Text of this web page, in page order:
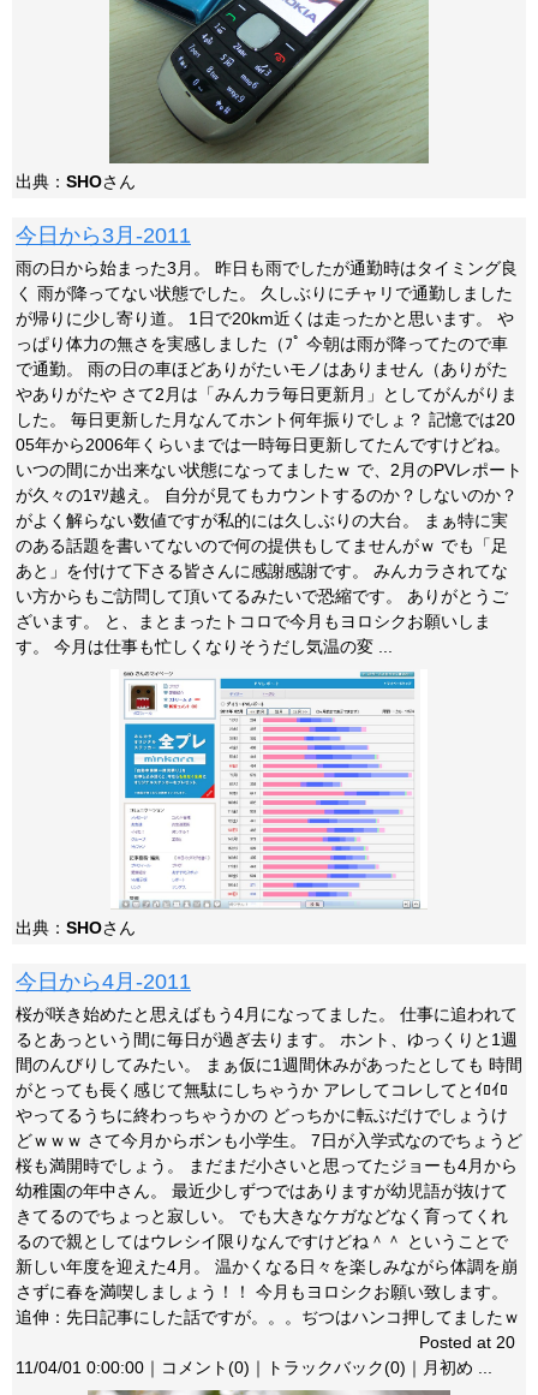
出典： SHOさん
今日から3月-2011
雨の日から始まった3月。 昨日も雨でしたが通勤時はタイミング良
く 雨が降ってない状態でした。 久しぶりにチャリで通勤しました
が帰りに少し寄り道。 1日で20km近くは走ったかと思います。 や
っぱり体力の無さを実感しました（ﾌﾟ 今朝は雨が降ってたので車
で通勤。 雨の日の車ほどありがたいモノはありません（ありがた
やありがたや さて2月は「みんカラ毎日更新月」としてがんがりま
した。 毎日更新した月なんてホント何年振りでしょ？ 記憶では20
05年から2006年くらいまでは一時毎日更新してたんですけどね。
いつの間にか出来ない状態になってましたｗ で、2月のPVレポート
が久々の1ﾏｿ越え。 自分が見てもカウントするのか？しないのか？
がよく解らない数値ですが私的には久しぶりの大台。 まぁ特に実
のある話題を書いてないので何の提供もしてませんがｗ でも「足
あと」を付けて下さる皆さんに感謝感謝です。 みんカラされてな
い方からもご訪問して頂いてるみたいで恐縮です。 ありがとうご
ざいます。 と、まとまったトコロで今月もヨロシクお願いしま
す。 今月は仕事も忙しくなりそうだし気温の変 ...
出典： SHOさん
今日から4月-2011
桜が咲き始めたと思えばもう4月になってました。 仕事に追われて
るとあっという間に毎日が過ぎ去ります。 ホント、ゆっくりと1週
間のんびりしてみたい。 まぁ仮に1週間休みがあったとしても 時間
がとっても長く感じて無駄にしちゃうか アレしてコレしてとｲﾛｲﾛ
やってるうちに終わっちゃうかの どっちかに転ぶだけでしょうけ
どｗｗｗ さて今月からボンも小学生。 7日が入学式なのでちょうど
桜も満開時でしょう。 まだまだ小さいと思ってたジョーも4月から
幼稚園の年中さん。 最近少しずつではありますが幼児語が抜けて
きてるのでちょっと寂しい。 でも大きなケガなどなく育ってくれ
るので親としてはウレシイ限りなんですけどね＾＾ ということで
新しい年度を迎えた4月。 温かくなる日々を楽しみながら体調を崩
さずに春を満喫しましょう！！ 今月もヨロシクお願い致します。
追伸：先日記事にした話ですが。。。ぢつはハンコ押してましたｗ
Posted at 20
11/04/01 0:00:00｜コメント(0)｜トラックバック(0)｜月初め ...